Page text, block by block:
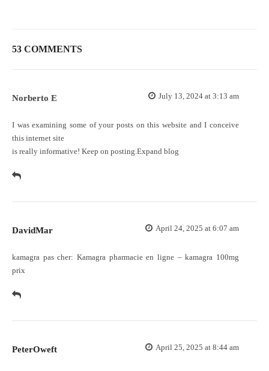
53 COMMENTS
Norberto E July 13, 2024 at 3:13 am
I was examining some of your posts on this website and I conceive
this internet site
is really informative! Keep on posting.Expand blog
DavidMar April 24, 2025 at 6:07 am
kamagra pas cher: Kamagra pharmacie en ligne – kamagra 100mg
prix
PeterOweft April 25, 2025 at 8:44 am